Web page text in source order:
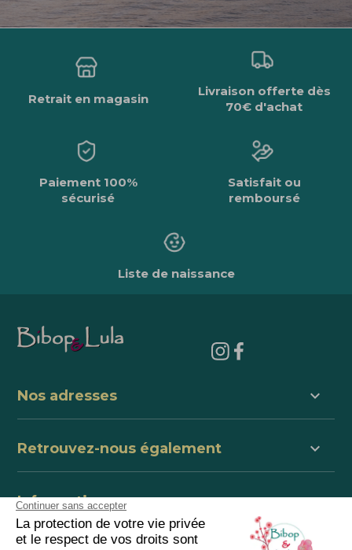
Retrait en magasin
Livraison offerte dès
70€ d'achat
Paiement 100%
sécurisé
Satisfait ou
remboursé
Liste de naissance
Nos adresses keyboard_arrow_down
Retrouvez-nous également keyboard_arrow_down
Informations keyboard_arrow_down